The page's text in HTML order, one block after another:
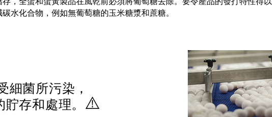
水化合物，例如無葡萄糖的玉米糖漿和蔗糖。
細菌所污染，
存和處理。 ⚠️